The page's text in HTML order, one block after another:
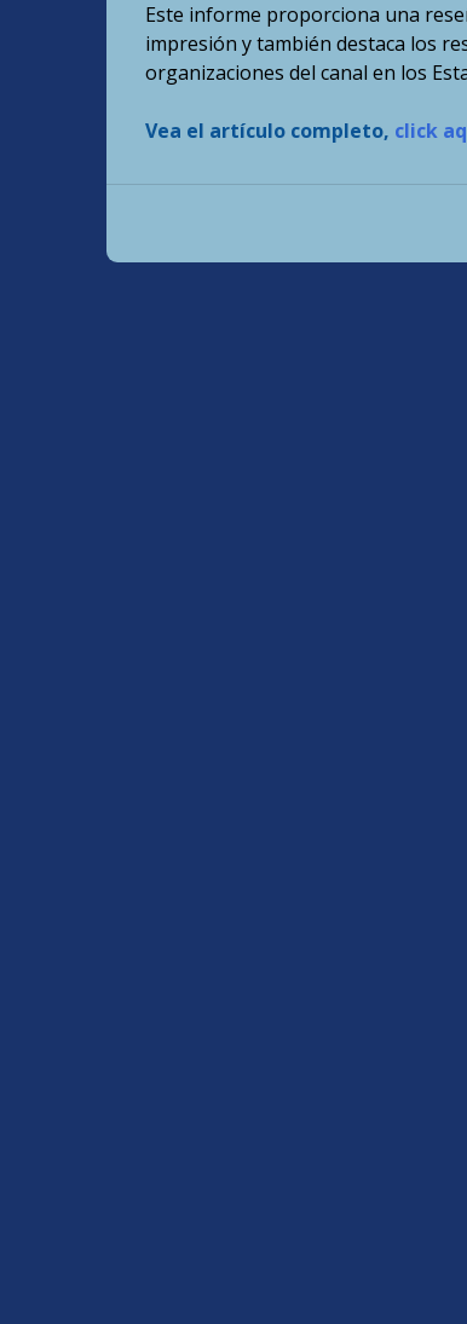
Este informe proporciona una
impresión y también destaca los
organizaciones del canal en los
Vea el artículo completo, click